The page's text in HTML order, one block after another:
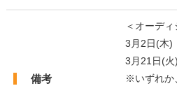
備考
＜オーデ
3月2日(木)
3月21日(火)
※いずれか